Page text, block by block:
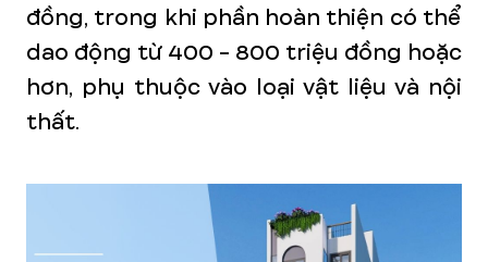
đồng, trong khi phần hoàn thiện có thể
dao động từ 400 - 800 triệu đồng hoặc
hơn, phụ thuộc vào loại vật liệu và nội
thất.